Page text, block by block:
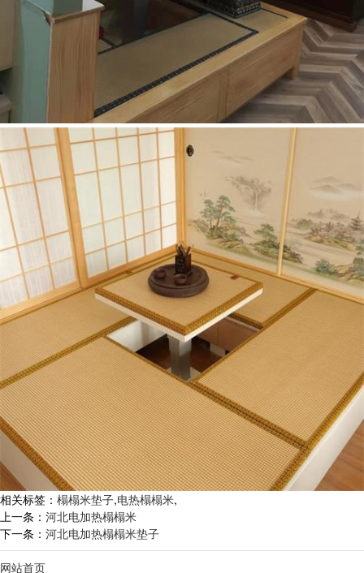
相关标签： 榻榻米垫子,电热榻榻米,
上一条： 河北电加热榻榻米
下一条： 河北电加热榻榻米垫子
网站首页